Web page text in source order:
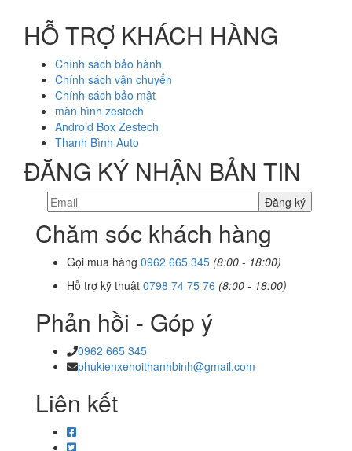
HỖ TRỢ KHÁCH HÀNG
Chính sách bảo hành
Chính sách vận chuyển
Chính sách bảo mật
màn hình zestech
Android Box Zestech
Thanh Bình Auto
ĐĂNG KÝ NHẬN BẢN TIN
Chăm sóc khách hàng
Gọi mua hàng 0962 665 345 (8:00 - 18:00)
Hỗ trợ kỹ thuật 0798 74 75 76 (8:00 - 18:00)
Phản hồi - Góp ý
0962 665 345
phukienxehoithanhbinh@gmail.com
Liên kết